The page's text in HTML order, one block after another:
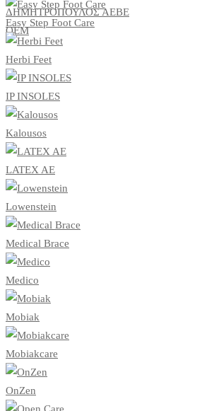
ΔΗΜΗΤΡΟΠΟΥΛΟΣ ΑΕΒΕ
ΟΕΜ
Easy Step Foot Care
Herbi Feet
IP INSOLES
Kalousos
LATEX AE
Lowenstein
Medical Brace
Medico
Mobiak
Mobiakcare
OnZen